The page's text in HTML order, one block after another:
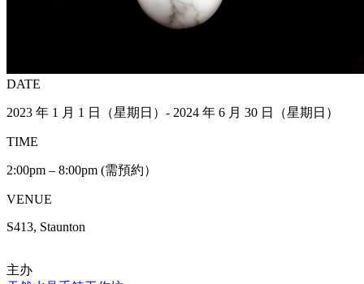
DATE
2023 年 1 月 1 日（星期日）- 2024 年 6 月 30 日（星期日）
TIME
2:00pm – 8:00pm (需預約）
VENUE
S413, Staunton
主办